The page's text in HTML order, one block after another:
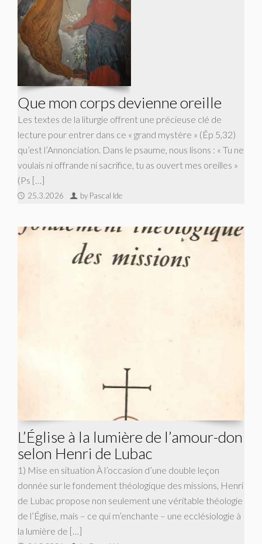
Que mon corps devienne oreille
Les textes de la liturgie offrent une précieuse clé de
lecture pour entrer dans ce « grand mystère » (Ép 5,32)
qu’est l’Annonciation. Dans le psaume, nous lisons : « Tu ne
voulais ni offrande ni sacrifice, tu as ouvert mes oreilles »
(Ps […]
25.3.2026 by Pascal Ide
L’Église à la lumière de l’amour-don
selon Henri de Lubac
1) Mise en situation À l’occasion d’une double leçon
donnée sur le fondement théologique des missions, Henri
de Lubac propose non seulement une véritable théologie
de l’Église, mais – ce qui m’enchante – une ecclésiologie à
la lumière de […]